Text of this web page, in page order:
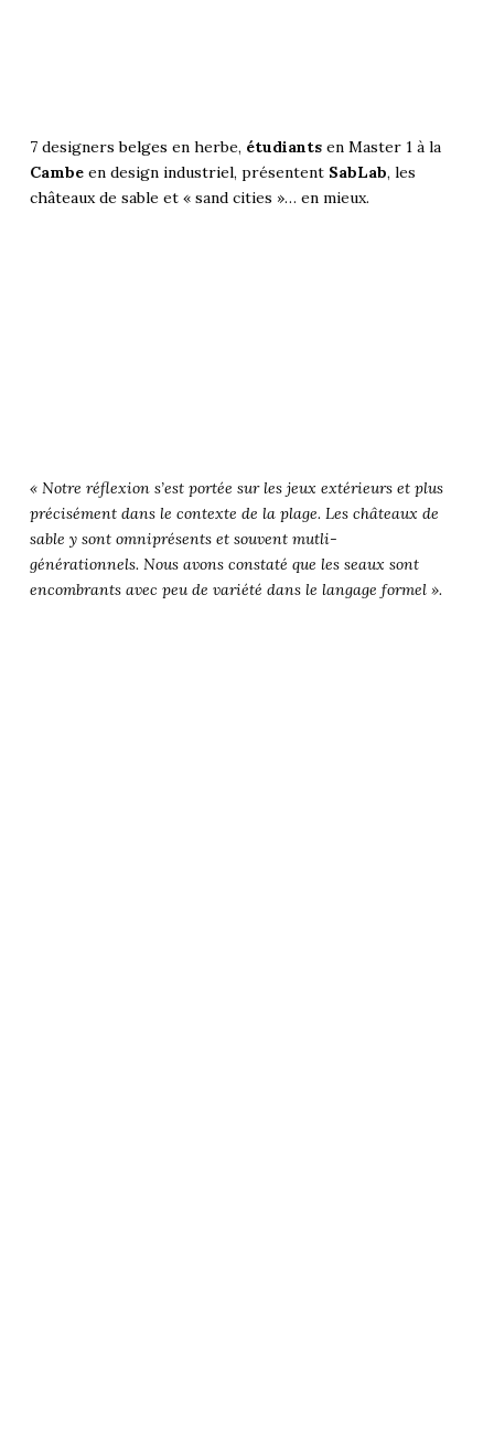
7 designersbelges en herbe, étudiantsen Master 1 à la
Cambeen design industriel, présentent SabLab, les
châteauxde sable et « sand cities »… en mieux.
« Notre réflexion s’est portée sur les jeux extérieurs et plus
précisément dans le contexte de la plage. Les châteaux de
sable y sont omniprésents et souvent mutli-
générationnels. Nous avons constaté que les seaux sont
encombrants avec peu de variété dans le langage formel ».